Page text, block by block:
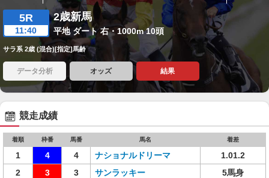
5R
11:40
2歳新馬
平地 ダート 右・1000m 10頭
サラ系 2歳 (混合)[指定]馬齢
データ分析 オッズ 結果
競走成績
着順 枠番 馬番 馬名 着差
1 4 4 ナショナルドリーマ
1.01.2
2
3 3 サンラッキー
5馬身